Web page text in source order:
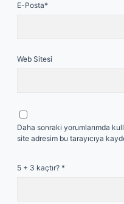
E-Posta*
Web Sitesi
Daha sonraki yorumlarımda
site adresim bu tarayıcıya
5 + 3 kaçtır? *